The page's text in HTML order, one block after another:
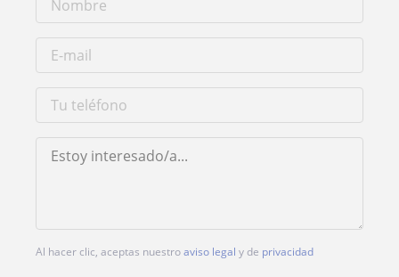
Al hacer clic, aceptas nuestroaviso legal y de privacidad